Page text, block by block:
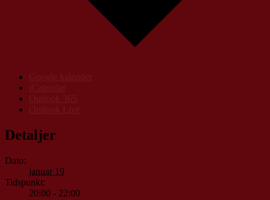
Detaljer
Dato:
januar 19
Tidspunkt:
20:00 - 22:00